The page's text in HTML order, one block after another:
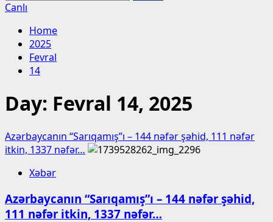
Canlı
Home
2025
Fevral
14
Day: Fevral 14, 2025
Azərbaycanın “Sarıqamış”ı – 144 nəfər şəhid, 111 nəfər
itkin, 1337 nəfər…
Xəbər
Azərbaycanın “Sarıqamış”ı – 144 nəfər şəhid,
111 nəfər itkin, 1337 nəfər…